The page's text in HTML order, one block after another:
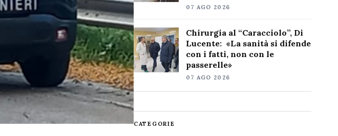
07 AGO 2026
Chirurgia al “Caracciolo”, Di
Lucente: «La sanità si difende
con i fatti, non con le
passerelle»
07 AGO 2026
CATEGORIE